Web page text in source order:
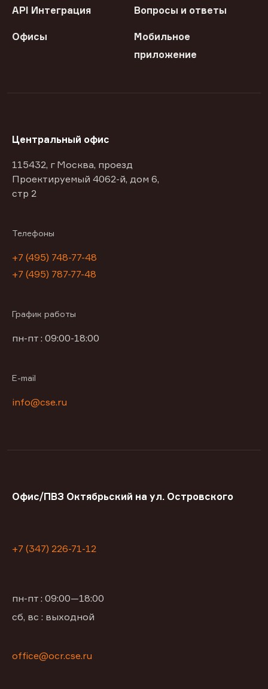
API Интеграция Вопросы и ответы
Офисы
Мобильное
приложение
Центральный офис
115432, г Москва, проезд
Проектируемый 4062-й, дом 6,
стр 2
Телефоны
+7 (495) 748-77-48
+7 (495) 787-77-48
График работы
пн-пт : 09:00-18:00
E-mail
info@cse.ru
Офис/ПВЗ Октябрьский на ул. Островского
+7 (347) 226-71-12
пн-пт : 09:00—18:00
сб, вс : выходной
office@ocr.cse.ru